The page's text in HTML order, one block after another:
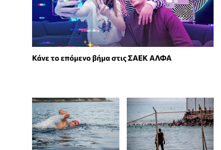
Κάνε το επόμενο βήμα στις ΣΑΕΚ ΑΛΦΑ